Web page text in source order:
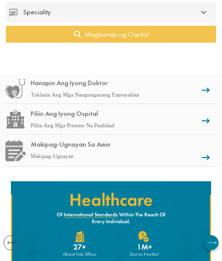
Maghanap ng Ospital
Hanapin Ang Iyong Doktor
Tuklasin Ang Mga Nangungunang Espesyalista
Piliin Ang Iyong Ospital
Piliin Ang Mga Premier Na Pasilidad
Makipag-Ugnayan Sa Amin
Makipag-Ugnayan